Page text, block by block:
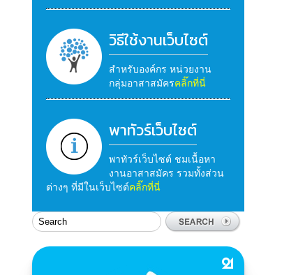
วิธีใช้งานเว็บไซต์
สำหรับองค์กร หน่วยงาน
กลุ่มอาสาสมัครคลิ๊กที่นี่
พาทัวร์เว็บไซต์
พาทัวร์เว็บไซต์ ชมเนื้อหา
งานอาสาสมัคร รวมทั้งส่วน
ต่างๆ ที่มีในเว็บไซต์คลิ๊กที่นี่